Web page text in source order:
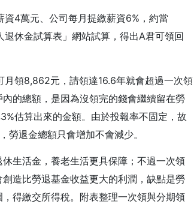
4萬元、公司每月提繳薪資6%，約當
休金試算表」網站試算，得出A君可領回
領8,862元，請領達16.6年就會超過一次領
的總額，是因為沒領完的錢會繼續留在勞
估算出來的金額。由於投報率不固定，故
勞退金總額只會增加不會減少。
生活金，養老生活更具保障；不過一次領
造比勞退基金收益更大的利潤，缺點是勞
得繳交所得稅。附表整理一次領與分期領